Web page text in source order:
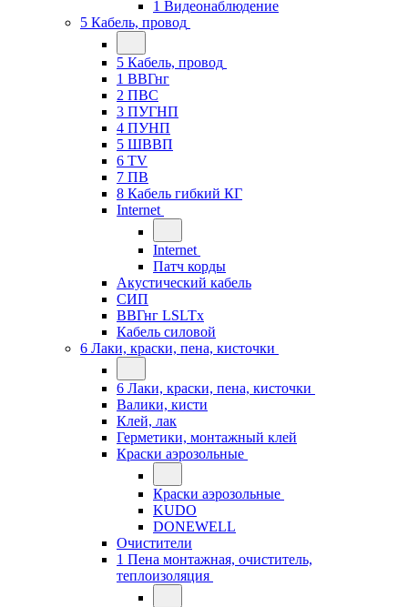
1 Видеонаблюдение
5 Кабель, провод
5 Кабель, провод
1 ВВГнг
2 ПВС
3 ПУГНП
4 ПУНП
5 ШВВП
6 TV
7 ПВ
8 Кабель гибкий КГ
Internet
Internet
Патч корды
Акустический кабель
СИП
ВВГнг LSLTx
Кабель силовой
6 Лаки, краски, пена, кисточки
6 Лаки, краски, пена, кисточки
Валики, кисти
Клей, лак
Герметики, монтажный клей
Краски аэрозольные
Краски аэрозольные
KUDO
DONEWELL
Очистители
1 Пена монтажная, очиститель,
теплоизоляция